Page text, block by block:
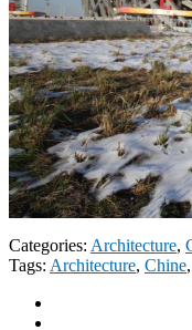
Categories: Architecture,
Tags: Architecture, Chine,